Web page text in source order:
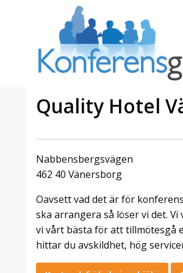
Quality Hotel
Nabbensbergsvägen
462 40 Vänersborg
Oavsett vad det är för
ska arrangera så löser vi det.
vi vårt bästa för att tillmötesgå
hittar du avskildhet, hög
av att
Stockholm Hotel
Julerbjudande
2026 hos oss.
november och 19
förvandlar vi våra
stämningsfull
hantverk, tradi ...